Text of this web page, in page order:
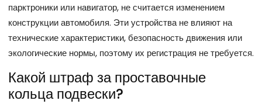
парктроники или навигатор, не считается изменением
конструкции автомобиля. Эти устройства не влияют на
технические характеристики, безопасность движения или
экологические нормы, поэтому их регистрация не требуется.
Какой штраф за проставочные
кольца подвески?